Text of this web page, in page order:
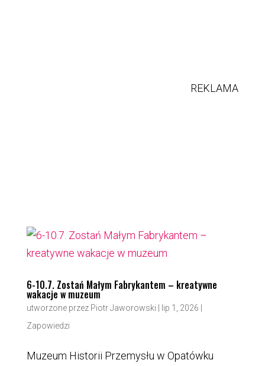
REKLAMA
6-10.7. Zostań Małym Fabrykantem – kreatywne
wakacje w muzeum
utworzone przez Piotr Jaworowski lip 1, 2026
Zapowiedzi
Muzeum Historii Przemysłu w Opatówku